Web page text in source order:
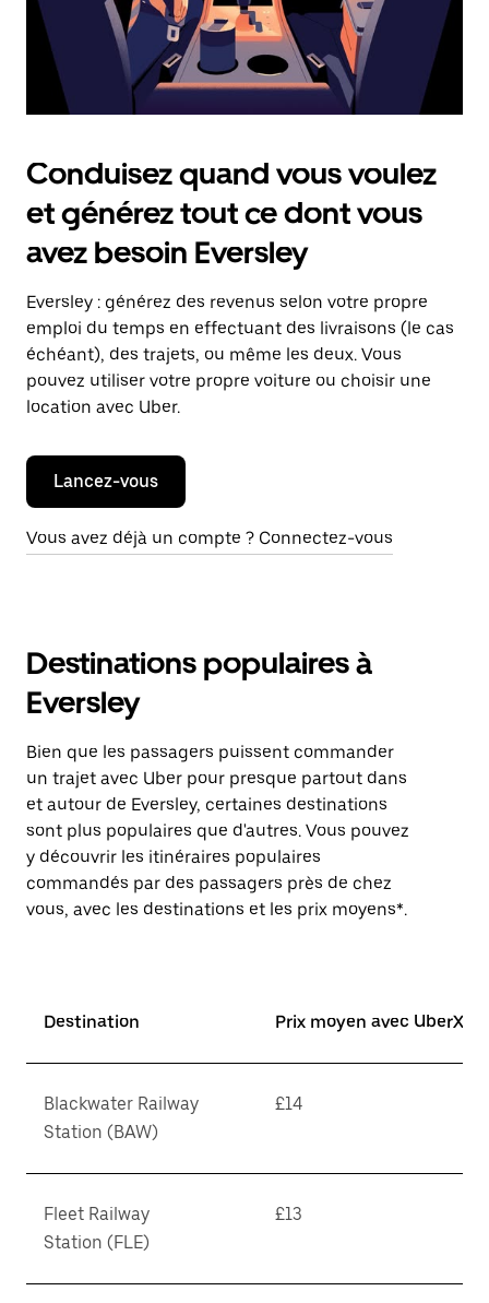
le
calendrier.
Conduisez quand vous voulez
et générez tout ce dont vous
avez besoin Eversley
Eversley : générez des revenus selon votre propre
emploi du temps en effectuant des livraisons (le cas
échéant), des trajets, ou même les deux. Vous
pouvez utiliser votre propre voiture ou choisir une
location avec Uber.
Lancez-vous
Vous avez déjà un compte ? Connectez-vous
Destinations populaires à
Eversley
Bien que les passagers puissent commander
un trajet avec Uber pour presque partout dans
et autour de Eversley, certaines destinations
sont plus populaires que d'autres. Vous pouvez
y découvrir les itinéraires populaires
commandés par des passagers près de chez
vous, avec les destinations et les prix moyens*.
Destination Prix moyen avec UberX*
Blackwater Railway
Station (BAW)
£14
Fleet Railway
Station (FLE)
£13